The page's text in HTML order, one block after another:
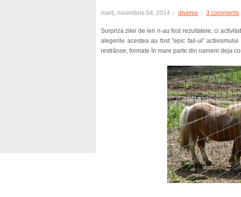
marți, noiembrie 04, 2014 diverse 3 comments
Surpriza zilei de ieri n-au fost rezultatele, ci
alegerile acestea au fost ”epic fail-ul”
restrânse, formate în mare parte din oameni deja